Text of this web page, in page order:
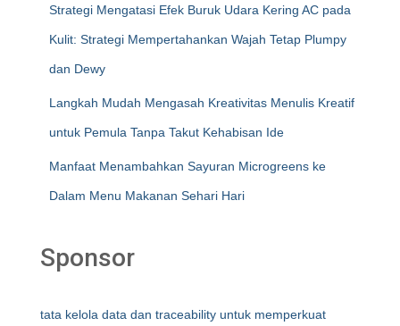
Strategi Mengatasi Efek Buruk Udara Kering AC pada
Kulit: Strategi Mempertahankan Wajah Tetap Plumpy
dan Dewy
Langkah Mudah Mengasah Kreativitas Menulis Kreatif
untuk Pemula Tanpa Takut Kehabisan Ide
Manfaat Menambahkan Sayuran Microgreens ke
Dalam Menu Makanan Sehari Hari
Sponsor
tata kelola data dan traceability untuk memperkuat